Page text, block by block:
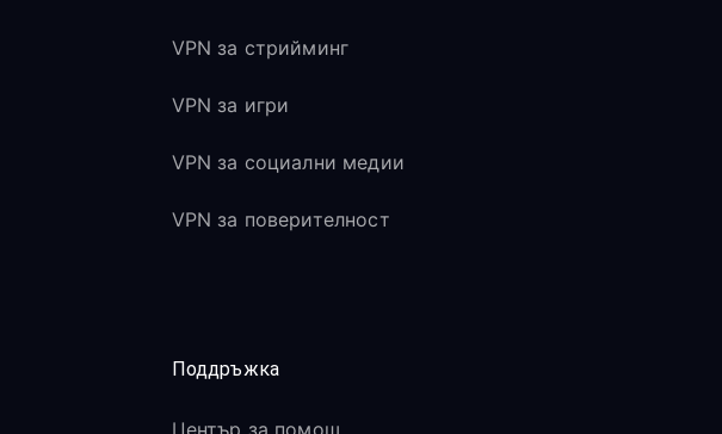
VPN за стрийминг
VPN за игри
VPN за социални медии
VPN за поверителност
Поддръжка
Център за помощ